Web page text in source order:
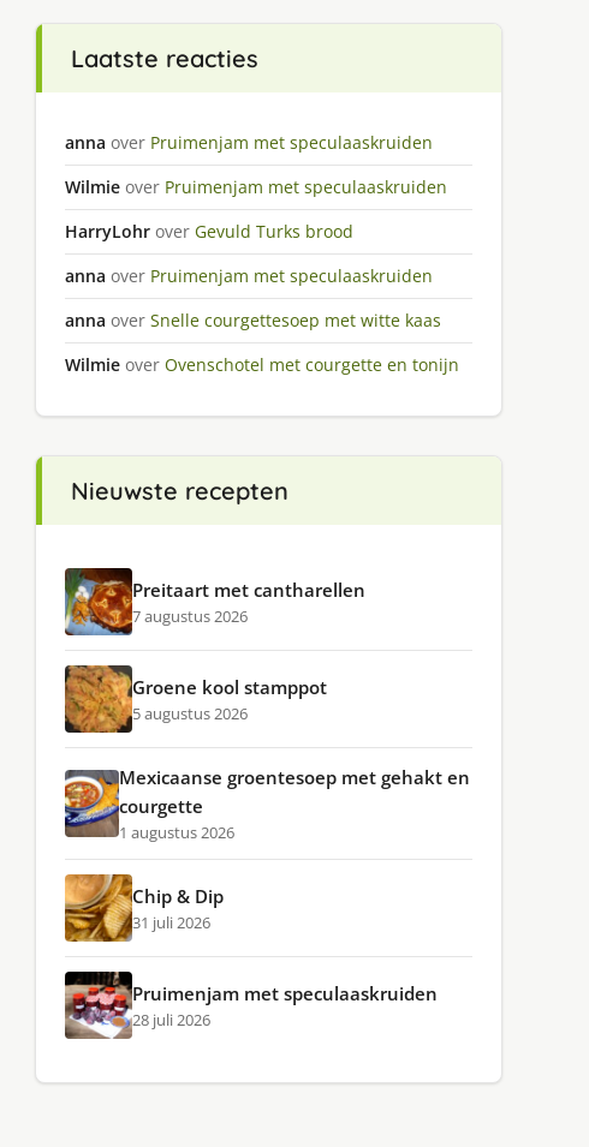
Laatste reacties
anna over Pruimenjam met speculaaskruiden
Wilmie over Pruimenjam met speculaaskruiden
HarryLohr over Gevuld Turks brood
anna over Pruimenjam met speculaaskruiden
anna over Snelle courgettesoep met witte kaas
Wilmie over Ovenschotel met courgette en tonijn
Nieuwste recepten
Preitaart met cantharellen
7 augustus 2026
Groene kool stamppot
5 augustus 2026
Mexicaanse groentesoep met gehakt en
courgette
1 augustus 2026
Chip & Dip
31 juli 2026
Pruimenjam met speculaaskruiden
28 juli 2026